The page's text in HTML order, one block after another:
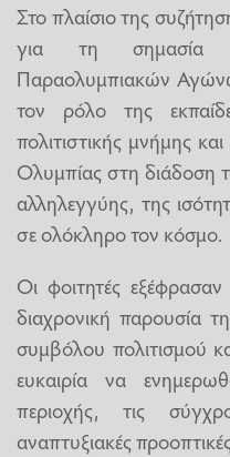
Στο πλαίσιο της
για τη σημασία
Παραολυμπιακών
τον ρόλο της
πολιτιστικής μνήμης
Ολυμπίας στη διάδοση
αλληλεγγύης, της
σε ολόκληρο τον κόσμο.
Οι φοιτητές εξέφρασαν
διαχρονική παρουσία
συμβόλου πολιτισμού
ευκαιρία να
περιοχής, τις
αναπτυξιακές